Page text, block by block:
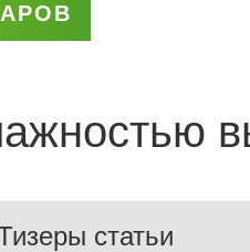
статьи